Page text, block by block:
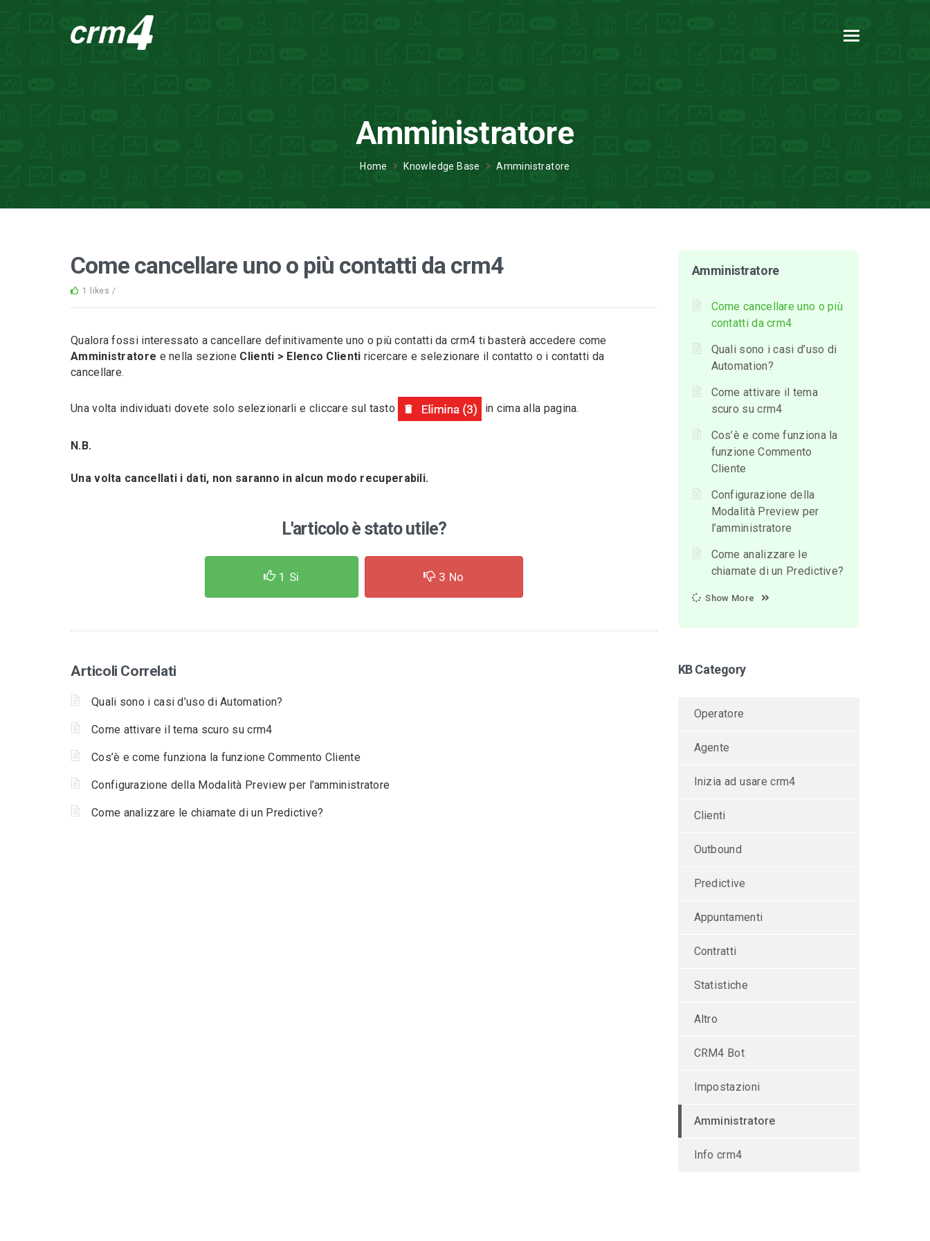
Amministratore
Home Knowledge Base Amministratore
Come cancellare uno o più contatti da crm4
1 likes /
Qualora fossi interessato a cancellare definitivamente uno o più contatti da crm4 ti basterà accedere come
Amministratore e nella sezione Clienti > Elenco Clienti ricercare e selezionare il contatto o i contatti da
cancellare.
Una volta individuati dovete solo selezionarli e cliccare sul tasto in cima alla pagina.
N.B.
Una volta cancellati i dati, non saranno in alcun modo recuperabili.
L'articolo è stato utile?
1 Si 3 No
Articoli Correlati
Quali sono i casi d’uso di Automation?
Come attivare il tema scuro su crm4
Cos’è e come funziona la funzione Commento Cliente
Configurazione della Modalità Preview per l’amministratore
Come analizzare le chiamate di un Predictive?
Amministratore
Come cancellare uno o più
contatti da crm4
Quali sono i casi d’uso di
Automation?
Come attivare il tema
scuro su crm4
Cos’è e come funziona la
funzione Commento
Cliente
Configurazione della
Modalità Preview per
l’amministratore
Come analizzare le
chiamate di un Predictive?
Show More
KB Category
Operatore
Agente
Inizia ad usare crm4
Clienti
Outbound
Predictive
Appuntamenti
Contratti
Statistiche
Altro
CRM4 Bot
Impostazioni
Amministratore
Info crm4